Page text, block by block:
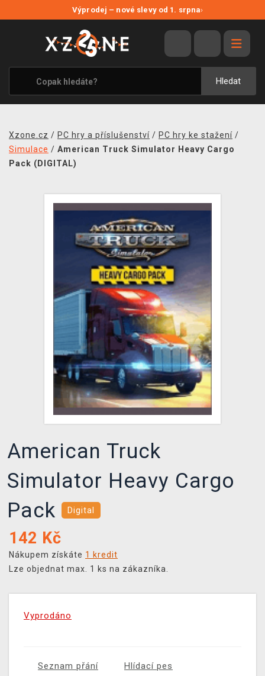
Výprodej – nové slevy od 1. srpna›
Hledat
VÝPRODEJ
VIDEOHRY
XZONE ORIGINALS
TÉMATIKY
MERCHANDISE
TCG & BOARDGAME HUB
VÝKUP HER (BAZAR)
Xzone.cz / PC hry a příslušenství / PC hry ke stažení /
Simulace / American Truck Simulator Heavy Cargo
Pack (DIGITAL)
American Truck
Simulator Heavy Cargo
Pack
Digital
142 Kč
Nákupem získáte 1 kredit
Lze objednat max. 1 ks na zákazníka.
Vyprodáno
Seznam přání Hlídací pes